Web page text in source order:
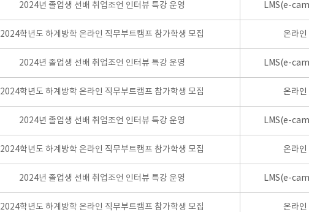
2024년 졸업생 선배 취업조언 인터뷰 특강 운영 LMS(e-
2024학년도 하계방학 온라인 직무부트캠프 참가학생 모집 온라인
2024년 졸업생 선배 취업조언 인터뷰 특강 운영 LMS(e-
2024학년도 하계방학 온라인 직무부트캠프 참가학생 모집 온라인
2024년 졸업생 선배 취업조언 인터뷰 특강 운영 LMS(e-
2024학년도 하계방학 온라인 직무부트캠프 참가학생 모집 온라인
2024년 졸업생 선배 취업조언 인터뷰 특강 운영 LMS(e-
2024학년도 하계방학 온라인 직무부트캠프 참가학생 모집 온라인